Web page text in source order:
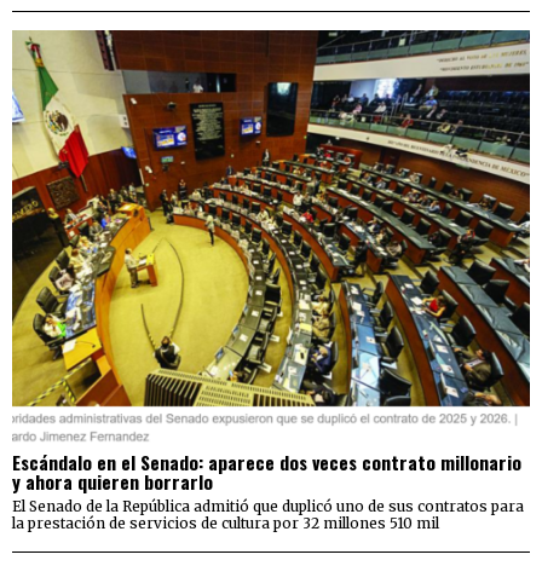
Escándalo en el Senado: aparece dos veces contrato millonario
y ahora quieren borrarlo
El Senado de la República admitió que duplicó uno de sus contratos para
la prestación de servicios de cultura por 32 millones 510 mil